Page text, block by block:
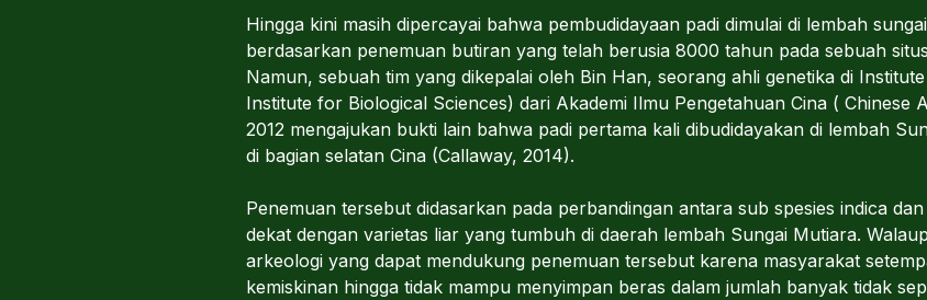
Hingga kini masih dipercayai bahwa pembudidayaan padi dimulai di lembah
berdasarkan penemuan butiran yang telah berusia 8000 tahun pada sebuah
Namun, sebuah tim yang dikepalai oleh Bin Han, seorang ahli genetika di
Institute for Biological Sciences) dari Akademi Ilmu Pengetahuan Cina ( Chinese
2012 mengajukan bukti lain bahwa padi pertama kali dibudidayakan di lembah
di bagian selatan Cina (Callaway, 2014).
Penemuan tersebut didasarkan pada perbandingan antara sub spesies indica
dekat dengan varietas liar yang tumbuh di daerah lembah Sungai Mutiara.
arkeologi yang dapat mendukung penemuan tersebut karena masyarakat
kemiskinan hingga tidak mampu menyimpan beras dalam jumlah banyak tidak